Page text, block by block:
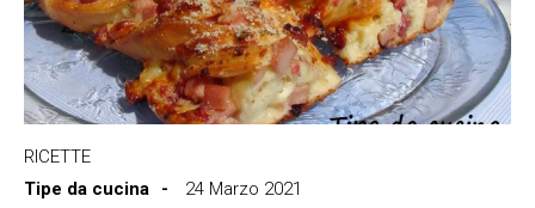
RICETTE
Tipe da cucina
24 Marzo 2021